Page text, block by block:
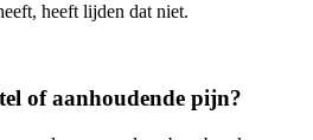
heeft lijden dat niet.
of aanhoudende pijn?